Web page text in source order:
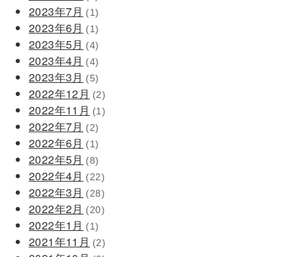
2023年7月 (1)
2023年6月 (1)
2023年5月 (4)
2023年4月 (4)
2023年3月 (5)
2022年12月 (2)
2022年11月 (1)
2022年7月 (2)
2022年6月 (1)
2022年5月 (8)
2022年4月 (22)
2022年3月 (28)
2022年2月 (20)
2022年1月 (1)
2021年11月 (2)